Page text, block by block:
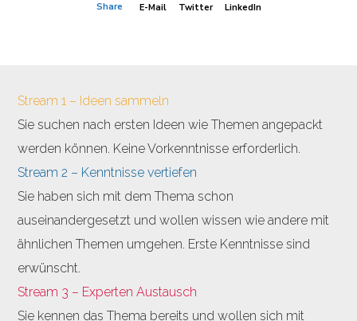
Share E-Mail Twitter LinkedIn
Stream 1 – Ideen sammeln
Sie suchen nach ersten Ideen wie Themen angepackt
werden können. Keine Vorkenntnisse erforderlich.
Stream 2 – Kenntnisse vertiefen
Sie haben sich mit dem Thema schon
auseinandergesetzt und wollen wissen wie andere mit
ähnlichen Themen umgehen. Erste Kenntnisse sind
erwünscht.
Stream 3 – Experten Austausch
Sie kennen das Thema bereits und wollen sich mit